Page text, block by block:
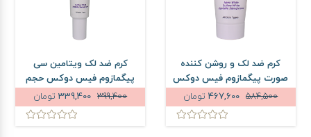
کرم ضد لک و روشن کننده
صورت پیگمازوم فیس دوکس
حجم 30 میلی لیتر
584,500 تومان
کرم ضد لک ویتامین سی
پیگمازوم فیس دوکس حجم
30 میلی لیتر
399,400 تومان